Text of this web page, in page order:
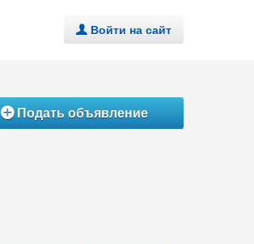
. Войти на сайт
ÁПодать объявление